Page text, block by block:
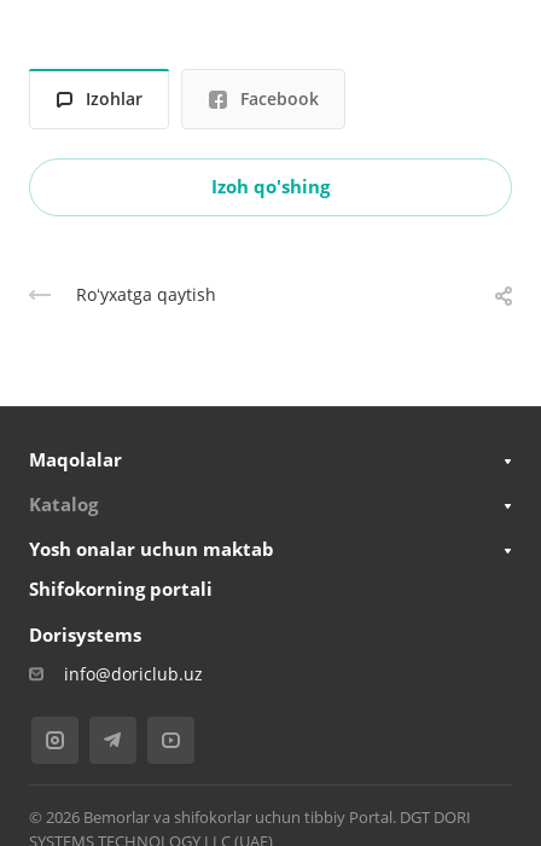
Izohlar Facebook
Izoh qo'shing
Roʻyxatga qaytish
Maqolalar
Katalog
Yosh onalar uchun maktab
Shifokorning portali
Dorisystems
info@doriclub.uz
© 2026 Bemorlar va shifokorlar uchun tibbiy Portal. DGT DORI
SYSTEMS TECHNOLOGY LLC (UAE)